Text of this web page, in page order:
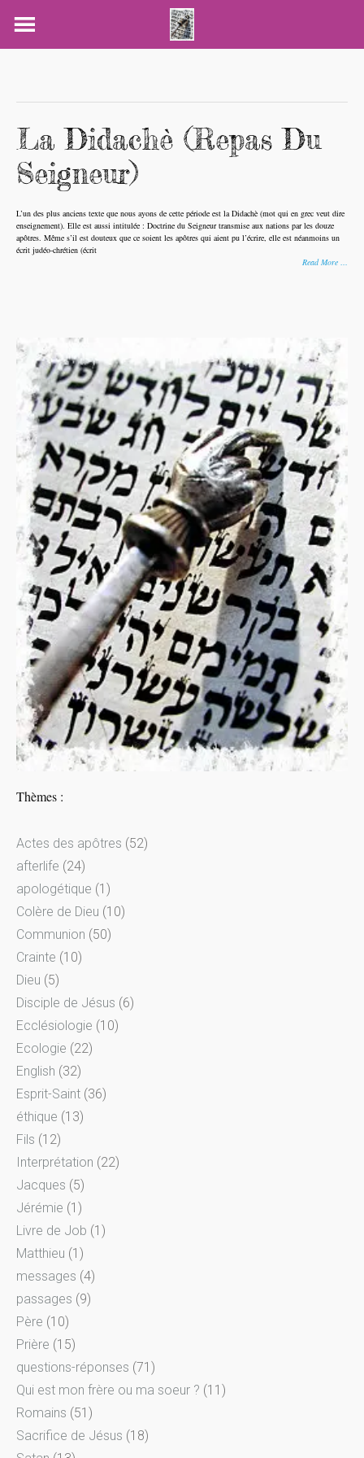
La Didachè (Repas Du
Seigneur)
L’un des plus anciens texte que nous ayons de cette période est la Didachè (mot qui en grec veut dire
enseignement). Elle est aussi intitulée : Doctrine du Seigneur transmise aux nations par les douze
apôtres. Même s’il est douteux que ce soient les apôtres qui aient pu l’écrire, elle est néanmoins un
écrit judéo-chrétien (écrit
Read More …
Thèmes :
Actes des apôtres (52)
afterlife (24)
apologétique (1)
Colère de Dieu (10)
Communion (50)
Crainte (10)
Dieu (5)
Disciple de Jésus (6)
Ecclésiologie (10)
Ecologie (22)
English (32)
Esprit-Saint (36)
éthique (13)
Fils (12)
Interprétation (22)
Jacques (5)
Jérémie (1)
Livre de Job (1)
Matthieu (1)
messages (4)
passages (9)
Père (10)
Prière (15)
questions-réponses (71)
Qui est mon frère ou ma soeur ? (11)
Romains (51)
Sacrifice de Jésus (18)